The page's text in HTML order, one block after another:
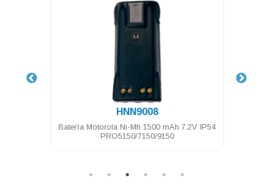
.
HNN9008
Batería Motorola Ni-Mh 1500 mAh 7.2V IP54
PRO5150/7150/9150